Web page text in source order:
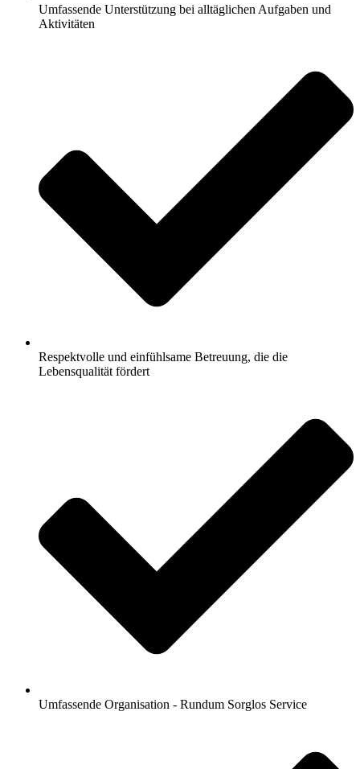
Umfassende Unterstützung bei alltäglichen Aufgaben und
Aktivitäten
Respektvolle und einfühlsame Betreuung, die die
Lebensqualität fördert
Umfassende Organisation - Rundum Sorglos Service